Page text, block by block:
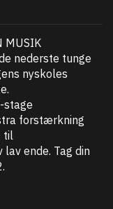
MUSIK
nederste tunge
nyskoles
stage
forstærkning
til
ende. Tag din